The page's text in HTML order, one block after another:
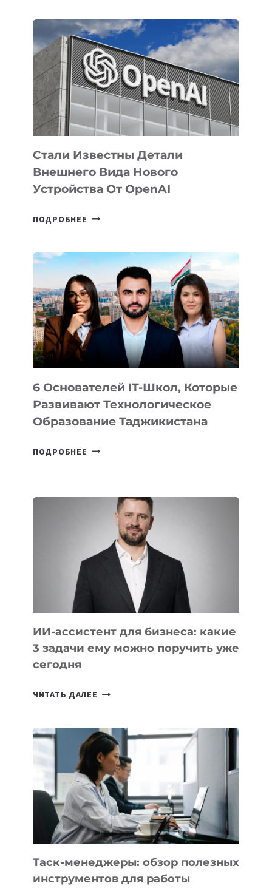
ПРИОРИТЕТНЫЕ
ЗАДАЧИ
ПО
РАЗВИТИЮ
ЭКОСИСТЕМЫ
ИСКУССТВЕННОГО
ИНТЕЛЛЕКТА
Стали Известны Детали
Внешнего Вида Нового
Устройства От OpenAI
ПОДРОБНЕЕ СТАЛИ
ВНЕШНЕГО
ВИДА
НОВОГО
УСТРОЙСТВА
ОТ
OPENAI
6 Основателей IT-Школ, Которые
Развивают Технологическое
Образование Таджикистана
ПОДРОБНЕЕ 6
КОТОРЫЕ
РАЗВИВАЮТ
ТЕХНОЛОГИЧЕСКОЕ
ОБРАЗОВАНИЕ
ТАДЖИКИСТАНА
ИИ-ассистент для бизнеса: какие
3 задачи ему можно поручить уже
сегодня
ЧИТАТЬ ДАЛЕЕ ИИ-
БИЗНЕСА:
КАКИЕ
3
ЗАДАЧИ
ЕМУ
МОЖНО
ПОРУЧИТЬ
УЖЕ
СЕГОДНЯ
Таск-менеджеры: обзор полезных
инструментов для работы